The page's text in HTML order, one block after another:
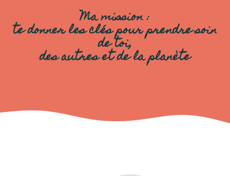
Ma mission :
te donner les clés pour prendre soin
de toi,
des autres et de la planète